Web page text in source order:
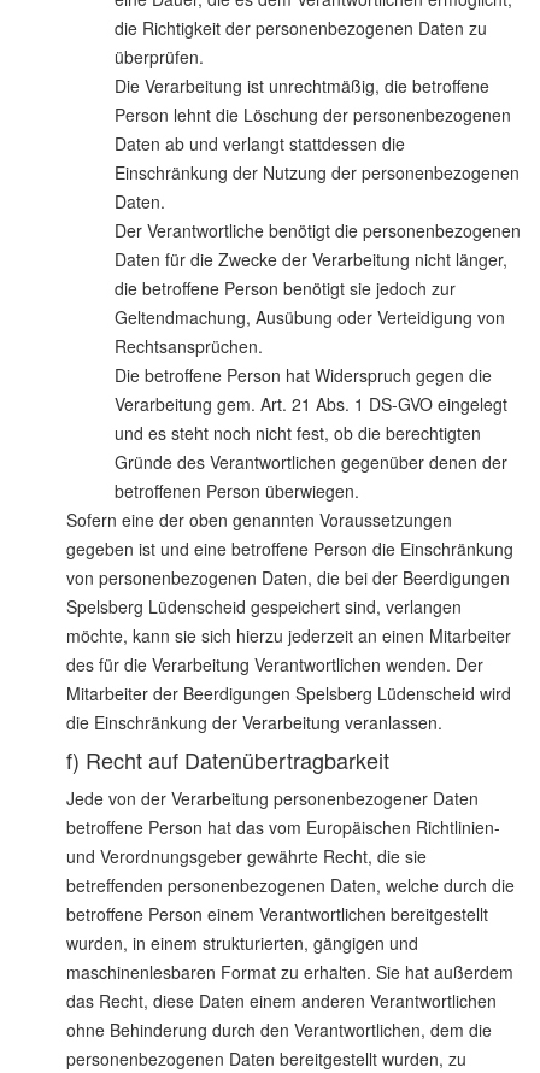
die Richtigkeit der personenbezogenen Daten zu
überprüfen.
Die Verarbeitung ist unrechtmäßig, die betroffene
Person lehnt die Löschung der personenbezogenen
Daten ab und verlangt stattdessen die
Einschränkung der Nutzung der personenbezogenen
Daten.
Der Verantwortliche benötigt die personenbezogenen
Daten für die Zwecke der Verarbeitung nicht länger,
die betroffene Person benötigt sie jedoch zur
Geltendmachung, Ausübung oder Verteidigung von
Rechtsansprüchen.
Die betroffene Person hat Widerspruch gegen die
Verarbeitung gem. Art. 21 Abs. 1 DS-GVO eingelegt
und es steht noch nicht fest, ob die berechtigten
Gründe des Verantwortlichen gegenüber denen der
betroffenen Person überwiegen.
Sofern eine der oben genannten Voraussetzungen
gegeben ist und eine betroffene Person die Einschränkung
von personenbezogenen Daten, die bei der Beerdigungen
Spelsberg Lüdenscheid gespeichert sind, verlangen
möchte, kann sie sich hierzu jederzeit an einen Mitarbeiter
des für die Verarbeitung Verantwortlichen wenden. Der
Mitarbeiter der Beerdigungen Spelsberg Lüdenscheid wird
die Einschränkung der Verarbeitung veranlassen.
f) Recht auf Datenübertragbarkeit
Jede von der Verarbeitung personenbezogener Daten
betroffene Person hat das vom Europäischen Richtlinien-
und Verordnungsgeber gewährte Recht, die sie
betreffenden personenbezogenen Daten, welche durch die
betroffene Person einem Verantwortlichen bereitgestellt
wurden, in einem strukturierten, gängigen und
maschinenlesbaren Format zu erhalten. Sie hat außerdem
das Recht, diese Daten einem anderen Verantwortlichen
ohne Behinderung durch den Verantwortlichen, dem die
personenbezogenen Daten bereitgestellt wurden, zu